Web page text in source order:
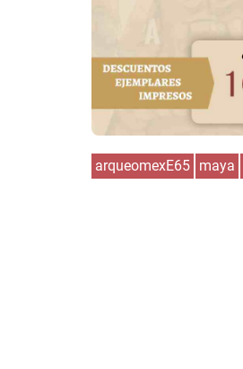
arqueomexE65 maya